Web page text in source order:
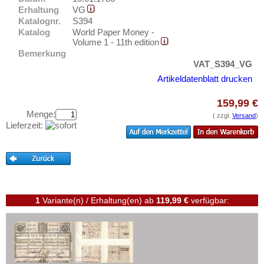
Testbanknoten
Banknotenbriefe
Aufbewahrung
Ihre Bewertungen
Kontakt
Informationen
Erhaltungsgrade
Gratisbanknoten
FAQ
Erhaltung
VG
Katalognr.
S394
Katalog
World Paper Money -
Volume 1 - 11th edition
Bemerkung
VAT_S394_VG
Artikeldatenblatt drucken
Menge:
Lieferzeit:
159,99 €
( zzgl. Versand)
1Variante(n) / Erhaltung(en) ab 119,99 €verfügbar: